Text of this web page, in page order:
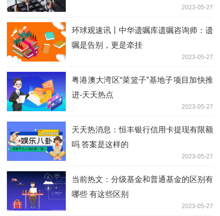
2023-05-27
环球观速讯丨中华遗嘱库遗嘱咨询师：遗
嘱是告别，更是牵挂
2023-05-27
粤港澳大湾区“菜篮子”基地子项目加快推
进-天天热点
2023-05-27
天天热消息：恒丰银行信用卡提现有限额
吗 答案是这样的
2023-05-27
当前热文：分级基金和普通基金的区别有
哪些 有这些区别
2023-05-27